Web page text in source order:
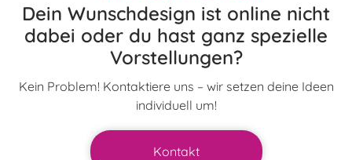
Dein Wunschdesign ist online nicht
dabei oder du hast ganz spezielle
Vorstellungen?
Kein Problem! Kontaktiere uns – wir setzen deine Ideen
individuell um!
Kontakt